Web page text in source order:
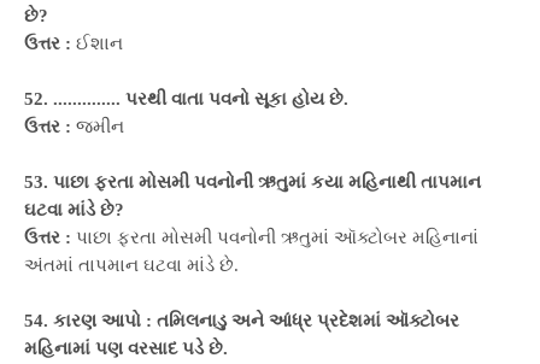
છે?
ઉત્તર : ઈશાન
52. .............. પરથી વાતા પવનો સૂકા હોય છે.
ઉત્તર : જમીન
53. પાછા ફરતા મોસમી પવનોની ઋતુમાં કયા મહિનાથી તાપમાન
ઘટવા માંડે છે?
ઉત્તર : પાછા ફરતા મોસમી પવનોની ઋતુમાં ઑક્ટોબર મહિનાનાં
અંતમાં તાપમાન ઘટવા માંડે છે.
54. કારણ આપો : તમિલનાડુ અને આંધ્ર પ્રદેશમાં ઑક્ટોબર
મહિનામાં પણ વરસાદ પડે છે.